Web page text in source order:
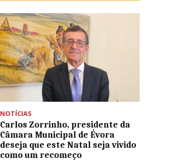
NOTÍCIAS
Carlos Zorrinho, presidente da
Câmara Municipal de Évora
deseja que este Natal seja vivido
como um recomeço